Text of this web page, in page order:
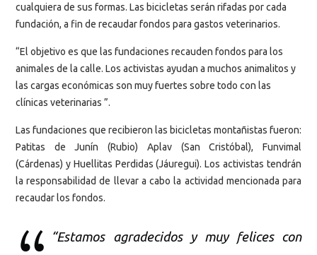
cualquiera de sus formas. Las bicicletas serán rifadas por cada
fundación, a fin de recaudar fondos para gastos veterinarios.
“El objetivo es que las fundaciones recauden fondos para los
animales de la calle. Los activistas ayudan a muchos animalitos y
las cargas económicas son muy fuertes sobre todo con las
clínicas veterinarias ”.
Las fundaciones que recibieron las bicicletas montañistas fueron:
Patitas de Junín (Rubio) Aplav (San Cristóbal), Funvimal
(Cárdenas) y Huellitas Perdidas (Jáuregui). Los activistas tendrán
la responsabilidad de llevar a cabo la actividad mencionada para
recaudar los fondos.
“Estamos agradecidos y muy felices con